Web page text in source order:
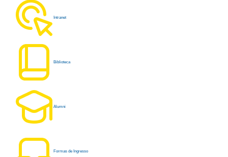
Intranet
Biblioteca
Alumni
Formas de Ingresso